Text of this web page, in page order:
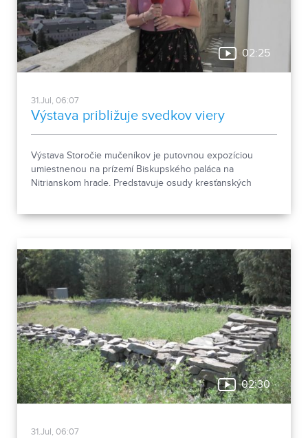
02:25
31.Jul, 06:07
Výstava približuje svedkov viery
Výstava Storočie mučeníkov je putovnou expozíciou
umiestnenou na prízemí Biskupského paláca na
Nitrianskom hrade. Predstavuje osudy kresťanských
02:30
31.Jul, 06:07